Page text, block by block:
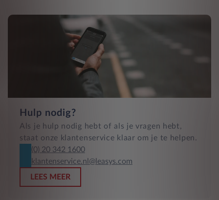
Hulp nodig?
Als je hulp nodig hebt of als je vragen hebt,
staat onze klantenservice klaar om je te helpen.
(0) 20 342 1600
klantenservice.nl@leasys.com
LEES MEER